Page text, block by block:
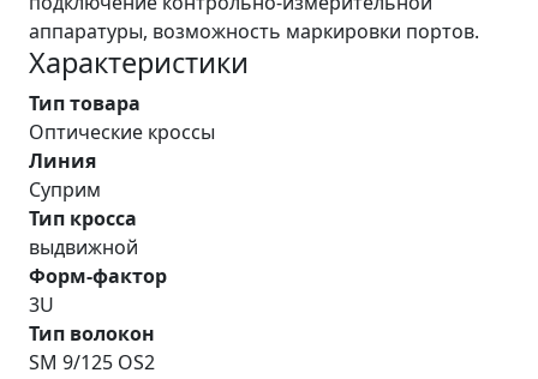
аппаратуры, возможность маркировки портов.
Характеристики
Тип товара
Оптические кроссы
Линия
Суприм
Тип кросса
выдвижной
Форм-фактор
3U
Тип волокон
SM 9/125 OS2